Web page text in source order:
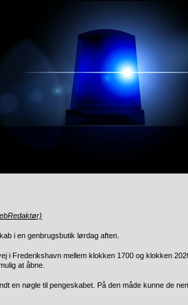
i en genbrugsbutik lørdag aften.
i Frederikshavn mellem klokken 1700 og klokken
at åbne.
en nøgle til pengeskabet. På den måde kunne de